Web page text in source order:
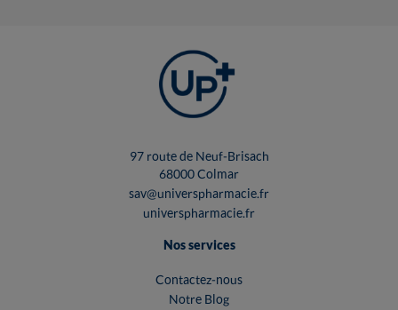
97 route de Neuf-Brisach
68000 Colmar
sav@universpharmacie.fr
universpharmacie.fr
Nos services
Contactez-nous
Notre Blog